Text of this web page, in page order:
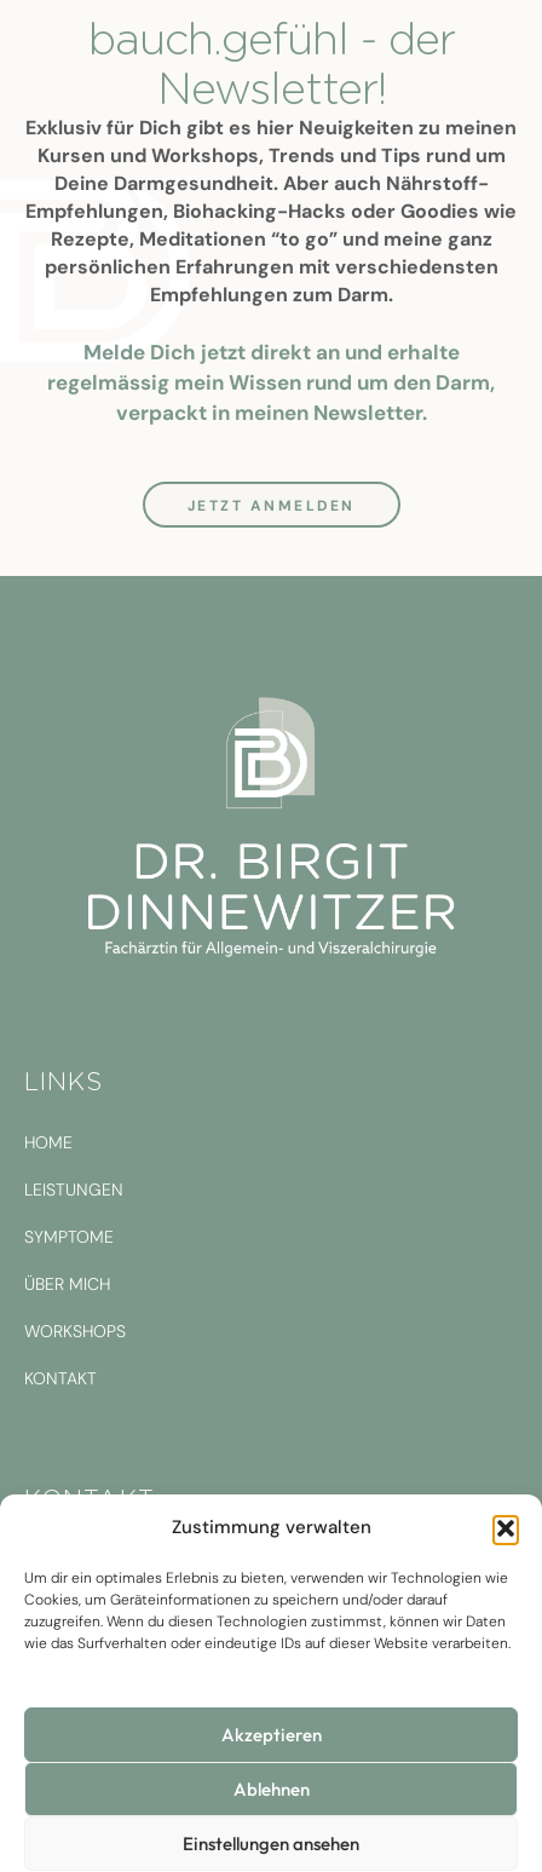
Zustimmung verwalten
Um dir ein optimales Erlebnis zu bieten, verwenden wir Technologien wie
Cookies, um Geräteinformationen zu speichern und/oder darauf
zuzugreifen. Wenn du diesen Technologien zustimmst, können wir Daten
wie das Surfverhalten oder eindeutige IDs auf dieser Website verarbeiten.
Akzeptieren
Ablehnen
Einstellungen ansehen
bauch.gefühl - der
Newsletter!
Exklusiv für Dich gibt es hier Neuigkeiten zu meinen
Kursen und Workshops, Trends und Tips rund um
Deine Darmgesundheit. Aber auch Nährstoff-
Empfehlungen, Biohacking-Hacks oder Goodies wie
Rezepte, Meditationen “to go” und meine ganz
persönlichen Erfahrungen mit verschiedensten
Empfehlungen zum Darm.
Melde Dich jetzt direkt an und erhalte
regelmässig mein Wissen rund um den Darm,
verpackt in meinen Newsletter.
JETZT ANMELDEN
LINKS
HOME
LEISTUNGEN
SYMPTOME
ÜBER MICH
WORKSHOPS
KONTAKT
KONTAKT
T. +43 664 84 15 350
M. praxis@dinnewitzer.at
Copyright 2026 | Dr. Birgit Dinnewitzer | Alle Rechte